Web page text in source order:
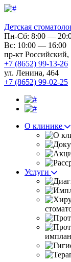
Детская
Пн-Сб: 8:00 —
Вс: 10:00 — 16:00
пр-кт Российский,
+7 (8652) 99-13-26
ул. Ленина, 464
+7 (8652) 99-02-25
О клинике
Услуги